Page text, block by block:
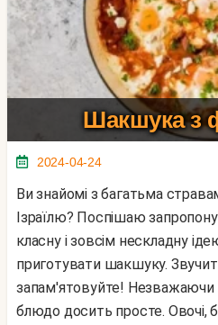
Шакшука з
2024-04-24
Ви знайомі з багатьма стравами з національної кухні
Ізраїлю? Поспішаю
класну і зовсім нескладну
приготувати шакшуку.
запам'ятовуйте! Незважаючи
блюдо досить просте. Овочі,